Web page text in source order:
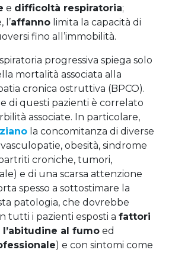
e difficoltà respiratoria;
l’affanno limita la capacità di
fino all’immobilità.
progressiva spiega solo
mortalità associata alla
cronica ostruttiva (BPCO).
di questi pazienti è correlato
associate. In particolare,
la concomitanza di diverse
obesità, sindrome
croniche, tumori,
e di una scarsa attenzione
spesso a sottostimare la
patologia, che dovrebbe
tutti i pazienti esposti a fattori
l’abitudine al fumo ed
) e con sintomi come